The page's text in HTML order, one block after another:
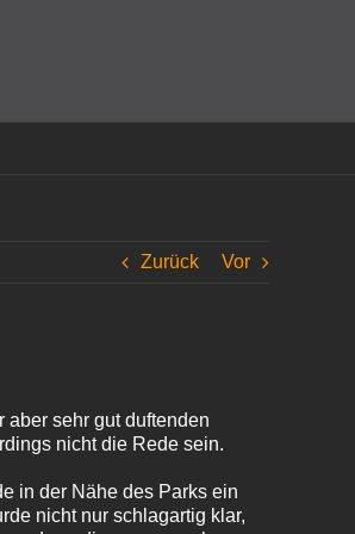
Zurück Vor
sehr gut duftenden
nicht die Rede sein.
in der Nähe des Parks ein
nicht nur schlagartig klar,